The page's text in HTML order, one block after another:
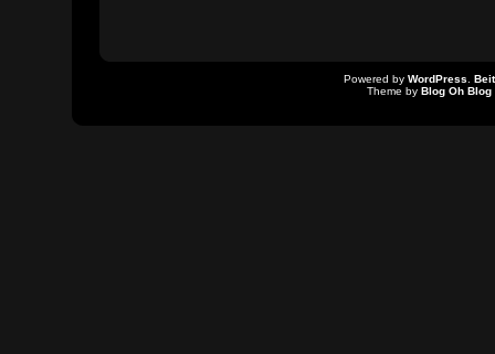
Powered by WordPress
Theme by Blog Oh Blog